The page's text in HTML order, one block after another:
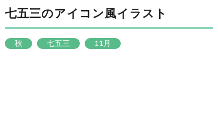
七五三のアイコン風イラスト
秋 七五三 11月